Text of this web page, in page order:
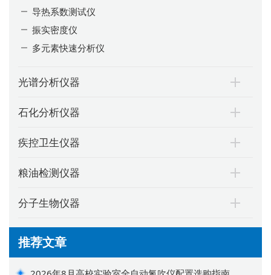
导热系数测试仪
振实密度仪
多元素快速分析仪
光谱分析仪器
石化分析仪器
疾控卫生仪器
粮油检测仪器
分子生物仪器
推荐文章